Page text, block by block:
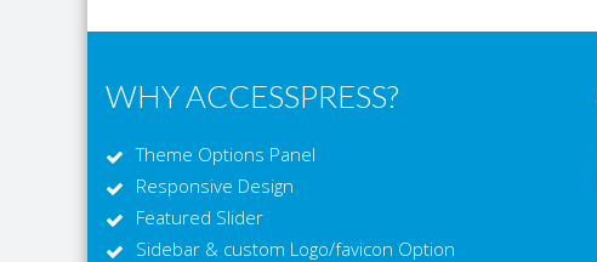
WHY ACCESSPRESS?
Theme Options Panel
Responsive Design
Featured Slider
Sidebar & custom Logo/favicon Option